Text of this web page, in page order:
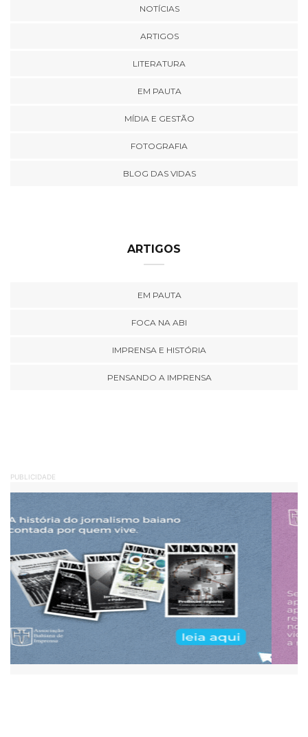
NOTÍCIAS
ARTIGOS
LITERATURA
EM PAUTA
MÍDIA E GESTÃO
FOTOGRAFIA
BLOG DAS VIDAS
ARTIGOS
EM PAUTA
FOCA NA ABI
IMPRENSA E HISTÓRIA
PENSANDO A IMPRENSA
PUBLICIDADE